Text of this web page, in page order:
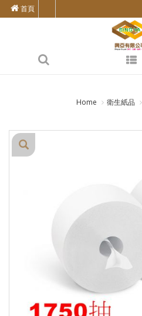
首頁
Home 衛生紙品